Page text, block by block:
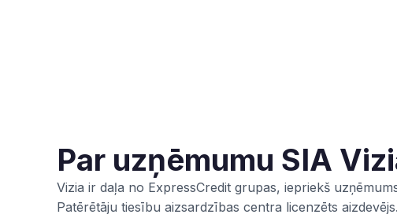
Par uzņēmumu SIA
Vizia ir daļa no ExpressCredit grupas, iepriekš
Patērētāju tiesību aizsardzības centra licenzēts